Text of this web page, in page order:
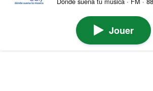
Jouer